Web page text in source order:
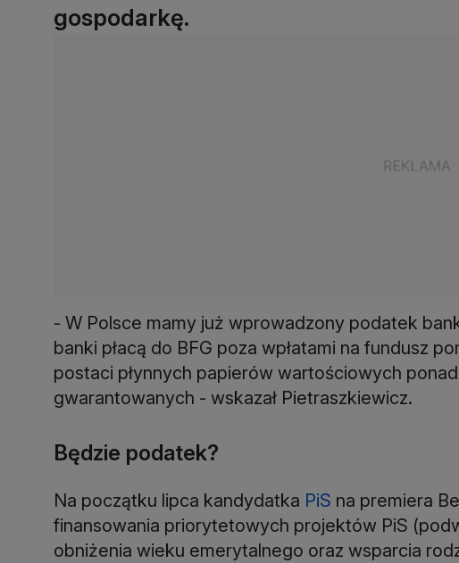
gospodarkę.
- W Polsce mamy już wprowadzony podatek
banki płacą do BFG poza wpłatami na fundusz
postaci płynnych papierów wartościowych
gwarantowanych - wskazał Pietraszkiewicz.
Będzie podatek?
Na początku lipca kandydatka PiS na premiera
finansowania priorytetowych projektów PiS
obniżenia wieku emerytalnego oraz wsparcia